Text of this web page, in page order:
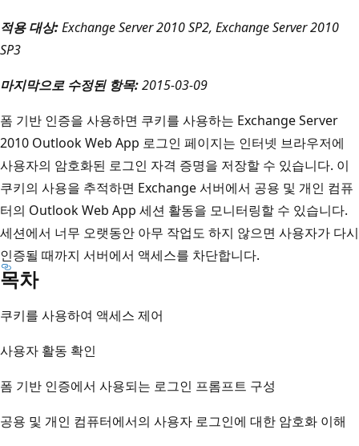
적용 대상:Exchange Server 2010 SP2, Exchange Server 2010
SP3
마지막으로 수정된 항목:2015-03-09
폼 기반 인증을 사용하면 쿠키를 사용하는 Exchange Server
2010 Outlook Web App 로그인 페이지는 인터넷 브라우저에
사용자의 암호화된 로그인 자격 증명을 저장할 수 있습니다. 이
쿠키의 사용을 추적하면 Exchange 서버에서 공용 및 개인 컴퓨
터의 Outlook Web App 세션 활동을 모니터링할 수 있습니다.
세션에서 너무 오랫동안 아무 작업도 하지 않으면 사용자가 다시
인증될 때까지 서버에서 액세스를 차단합니다.
목차
쿠키를 사용하여 액세스 제어
사용자 활동 확인
폼 기반 인증에서 사용되는 로그인 프롬프트 구성
공용 및 개인 컴퓨터에서의 사용자 로그인에 대한 암호화 이해